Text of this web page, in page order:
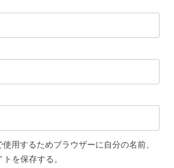
用するためブラウザーに自分の名前、
を保存する。